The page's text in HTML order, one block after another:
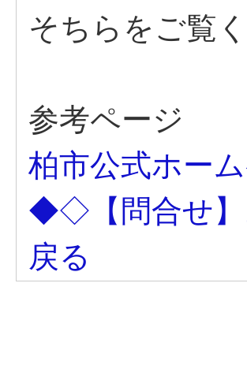
そちらをご覧
参考ページ
柏市公式ホー
◆◇【問合せ
戻る